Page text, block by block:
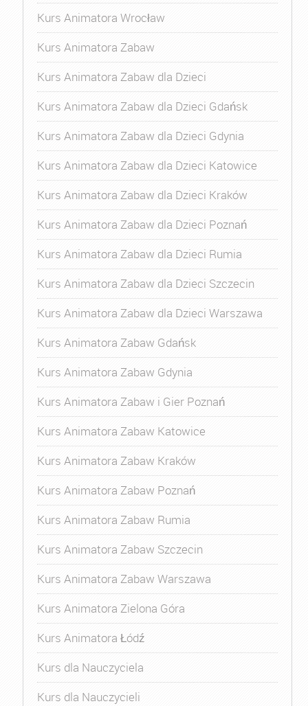
Kurs Animatora Wrocław
Kurs Animatora Zabaw
Kurs Animatora Zabaw dla Dzieci
Kurs Animatora Zabaw dla Dzieci Gdańsk
Kurs Animatora Zabaw dla Dzieci Gdynia
Kurs Animatora Zabaw dla Dzieci Katowice
Kurs Animatora Zabaw dla Dzieci Kraków
Kurs Animatora Zabaw dla Dzieci Poznań
Kurs Animatora Zabaw dla Dzieci Rumia
Kurs Animatora Zabaw dla Dzieci Szczecin
Kurs Animatora Zabaw dla Dzieci Warszawa
Kurs Animatora Zabaw Gdańsk
Kurs Animatora Zabaw Gdynia
Kurs Animatora Zabaw i Gier Poznań
Kurs Animatora Zabaw Katowice
Kurs Animatora Zabaw Kraków
Kurs Animatora Zabaw Poznań
Kurs Animatora Zabaw Rumia
Kurs Animatora Zabaw Szczecin
Kurs Animatora Zabaw Warszawa
Kurs Animatora Zielona Góra
Kurs Animatora Łódź
Kurs dla Nauczyciela
Kurs dla Nauczycieli